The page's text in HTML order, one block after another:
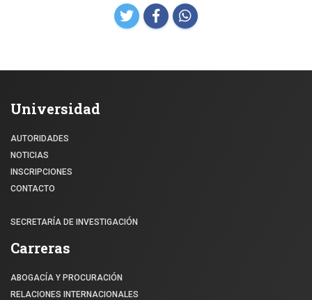
Universidad
AUTORIDADES
NOTICIAS
INSCRIPCIONES
CONTACTO
SECRETARÍA DE INVESTIGACIÓN
Carreras
ABOGACÍA Y PROCURACIÓN
RELACIONES INTERNACIONALES